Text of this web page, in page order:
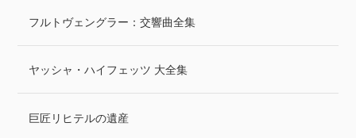
フルトヴェングラー：交響曲全集
ヤッシャ・ハイフェッツ 大全集
巨匠リヒテルの遺産